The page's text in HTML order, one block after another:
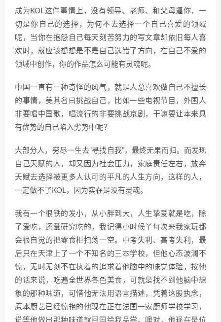
成为KOL这件事情上，没有领导、老师、和父母逼你，一
切是你自己的选择，为何不去选择一个自己喜爱的领域
呢，当你在抱怨自己每天刻苦努力的写文章却依旧每人喜
欢时，就应该想想是不是自己选错了方向，在自己不爱的
领域中创作，你的作品怎么可能有灵魂呢。
中国一直有一种奇怪的风气，就是人总喜欢做自己不擅长
的事情，美其名曰挑战自己，比如一些电视节目，外国人
非要唱中国歌，唱流行的非要挑战京剧，干嘛要让本来具
有优势的自己陷入劣势中呢？
大部分人，穷尽一生去“寻找自我”，最终无果而归。而发现
自己天赋的人，却又因为社会压力，家庭责任左右，放弃
天赋去选择被更多人认可的平凡的人生方向，这样的人，
一定做不了KOL，因为实在是没有灵魂。
我有一个很铁的发小，从小胖到大，人生挚爱就是吃，除
了爱吃，还爱研究吃的，我记得小时候丫每次来我家玩都
会很自觉的把零食柜扫荡一空。中考失利、高考失利，最
后只在天津上了一个不知名的三本学校，但他心态波澜不
惊，无时无刻不在执着的追求着他脑中的味觉体验，按他
的话来说，吃遍全世界各色美食，可就是找不到他脑中想
象的那种味道，可惜他无法用语言描述，凭着这股执念，
原本厨艺已经惊艳的他现在正在法国一家厨师学校学习，
说等他做出那种味道就回国给我品尝。噢对，他现在是位